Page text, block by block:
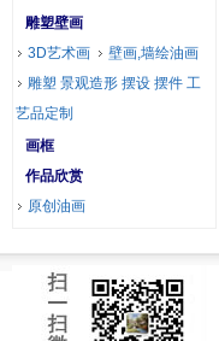
雕塑壁画
3D艺术画
壁画,墙绘油画
雕塑 景观造形 摆设 摆件 工
艺品定制
画框
作品欣赏
原创油画